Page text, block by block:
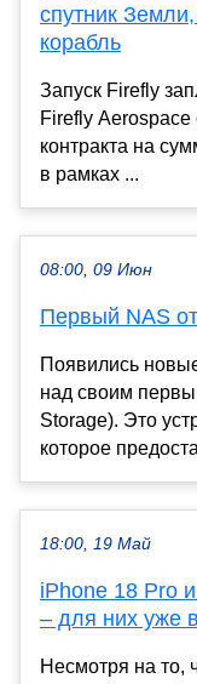
спутник
корабль
Запуск Firefly
Firefly
контракта на
в рамках ...
08:00, 09 Июн
Первый NAS
Появились
над своим
Storage). Это
которое
18:00, 19 Май
iPhone 18 Pro
– для них уже
Несмотря на то,